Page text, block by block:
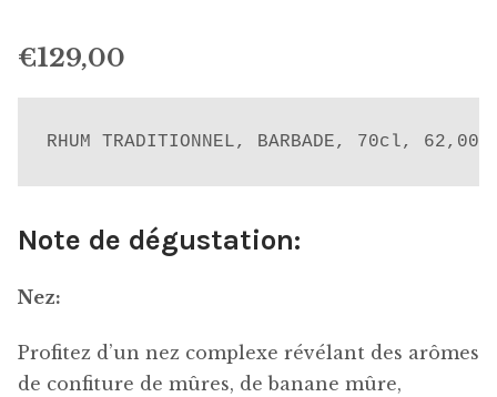
€129,00
RHUM TRADITIONNEL, BARBADE, 70cl, 62,00%
Note de dégustation:
Nez:
Profitez d’un nez complexe révélant des arômes
de confiture de mûres, de banane mûre,